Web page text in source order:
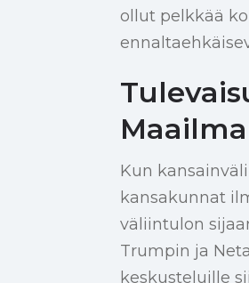
ollut pelkkää
Kun
kansakunnat
väliintulon
Trumpin ja
keskusteluille